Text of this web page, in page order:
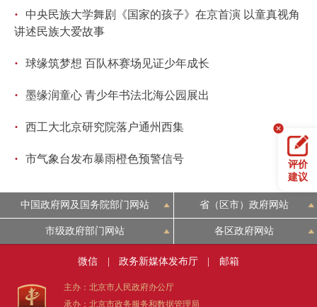
回到顶部
·
中央民族大学舞剧《国家的孩子》在京首演 以童真视角
讲述民族大爱故事
· 球缘筑梦想 百队杯赛场见证少年成长
· 墨缘润童心 青少年书法北海公园展出
· 西工大北京研究院落户通州西集
· 市气象台发布暴雨橙色预警信号
评价
建议
中国政府网及国务院部门网站 省（区市）政府网站
市级政府部门网站 各区政府网站
微信 政务新媒体发布厅 邮箱
主办：北京市人民政府办公厅
承办：北京市政务服务和数据管理局